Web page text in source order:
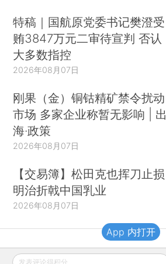
特稿｜国航原党委书记樊澄受
贿3847万元二审待宣判 否认
大多数指控
2026年08月07日
刚果（金）铜钴精矿禁令扰动
市场 多家企业称暂无影响 | 出
海·政策
2026年08月07日
【交易簿】松田克也挥刀止损
明治折戟中国乳业
2026年08月07日
财新移动
发表评论得积分
App 内打开